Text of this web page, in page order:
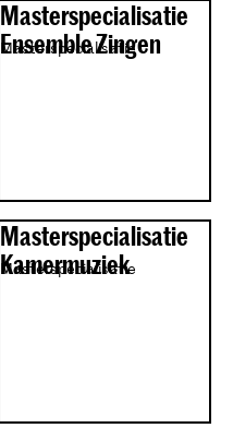
Masterspecialisatie
Ensemble Zingen
Masterspecialisatie
Masterspecialisatie
Kamermuziek
Masterspecialisatie